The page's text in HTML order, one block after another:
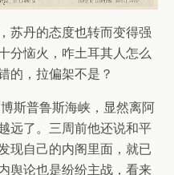
苏丹的态度也转而变得强
分恼火，咋土耳其人怎么
的，拉偏架不是？
斯普鲁斯海峡，显然离阿
远了。三周前他还说和平
现自己的内阁里面，就已
舆论也是纷纷主战，看来